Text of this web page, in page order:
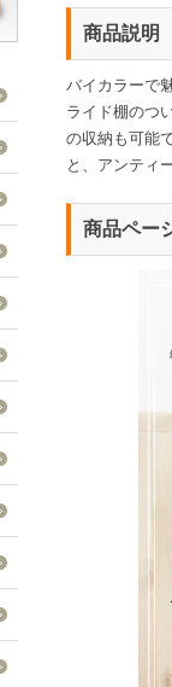
商品説明
バイカラーで
ライド棚のつ
の収納も可能
と、アンティ
商品ペー